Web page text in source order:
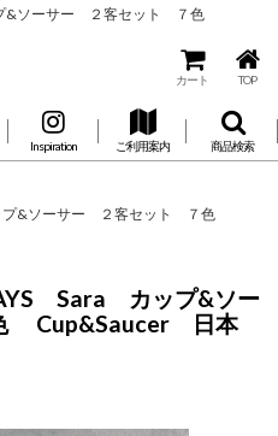
&ソーサー ２客セット ７色
カート TOP
Inspiration ご利用案内 商品検索
プ&ソーサー ２客セット ７色
Sara カップ&ソー
Cup&Saucer 日本